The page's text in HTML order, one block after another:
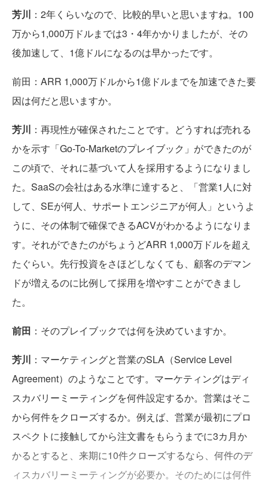
芳川 ：2年くらいなので、比較的早いと思いますね。100
万から1,000万ドルまでは3・4年かかりましたが、その
後加速して、1億ドルになるのは早かったです。
前田：ARR 1,000万ドルから1億ドルまでを加速できた要
因は何だと思いますか。
芳川 ：再現性が確保されたことです。どうすれば売れる
かを示す「Go-To-Marketのプレイブック」ができたのが
この頃で、それに基づいて人を採用するようになりまし
た。SaaSの会社はある水準に達すると、「営業1人に対
して、SEが何人、サポートエンジニアが何人」というよ
うに、その体制で確保できるACVがわかるようになりま
す。それができたのがちょうどARR 1,000万ドルを超え
たぐらい。先行投資をさほどしなくても、顧客のデマン
ドが増えるのに比例して採用を増やすことができまし
た。
前田 ：そのプレイブックでは何を決めていますか。
芳川 ：マーケティングと営業のSLA（Service Level
Agreement）のようなことです。マーケティングはディ
スカバリーミーティングを何件設定するか。営業はそこ
から何件をクローズするか。例えば、営業が最初にプロ
スペクトに接触してから注文書をもらうまでに3カ月か
かるとすると、来期に10件クローズするなら、何件のデ
ィスカバリーミーティングが必要か。そのためには何件